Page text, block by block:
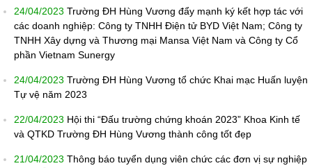
24/04/2023 Trường ĐH Hùng Vương đẩy mạnh ký kết hợp tác với
các doanh nghiệp: Công ty TNHH Điện tử BYD Việt Nam; Công ty
TNHH Xây dựng và Thương mại Mansa Việt Nam và Công ty Cổ
phần Vietnam Sunergy
24/04/2023 Trường ĐH Hùng Vương tổ chức Khai mạc Huấn luyện
Tự vệ năm 2023
22/04/2023 Hội thi “Đấu trường chứng khoán 2023” Khoa Kinh tế
và QTKD Trường ĐH Hùng Vương thành công tốt đẹp
21/04/2023 Thông báo tuyển dụng viên chức các đơn vị sự nghiệp